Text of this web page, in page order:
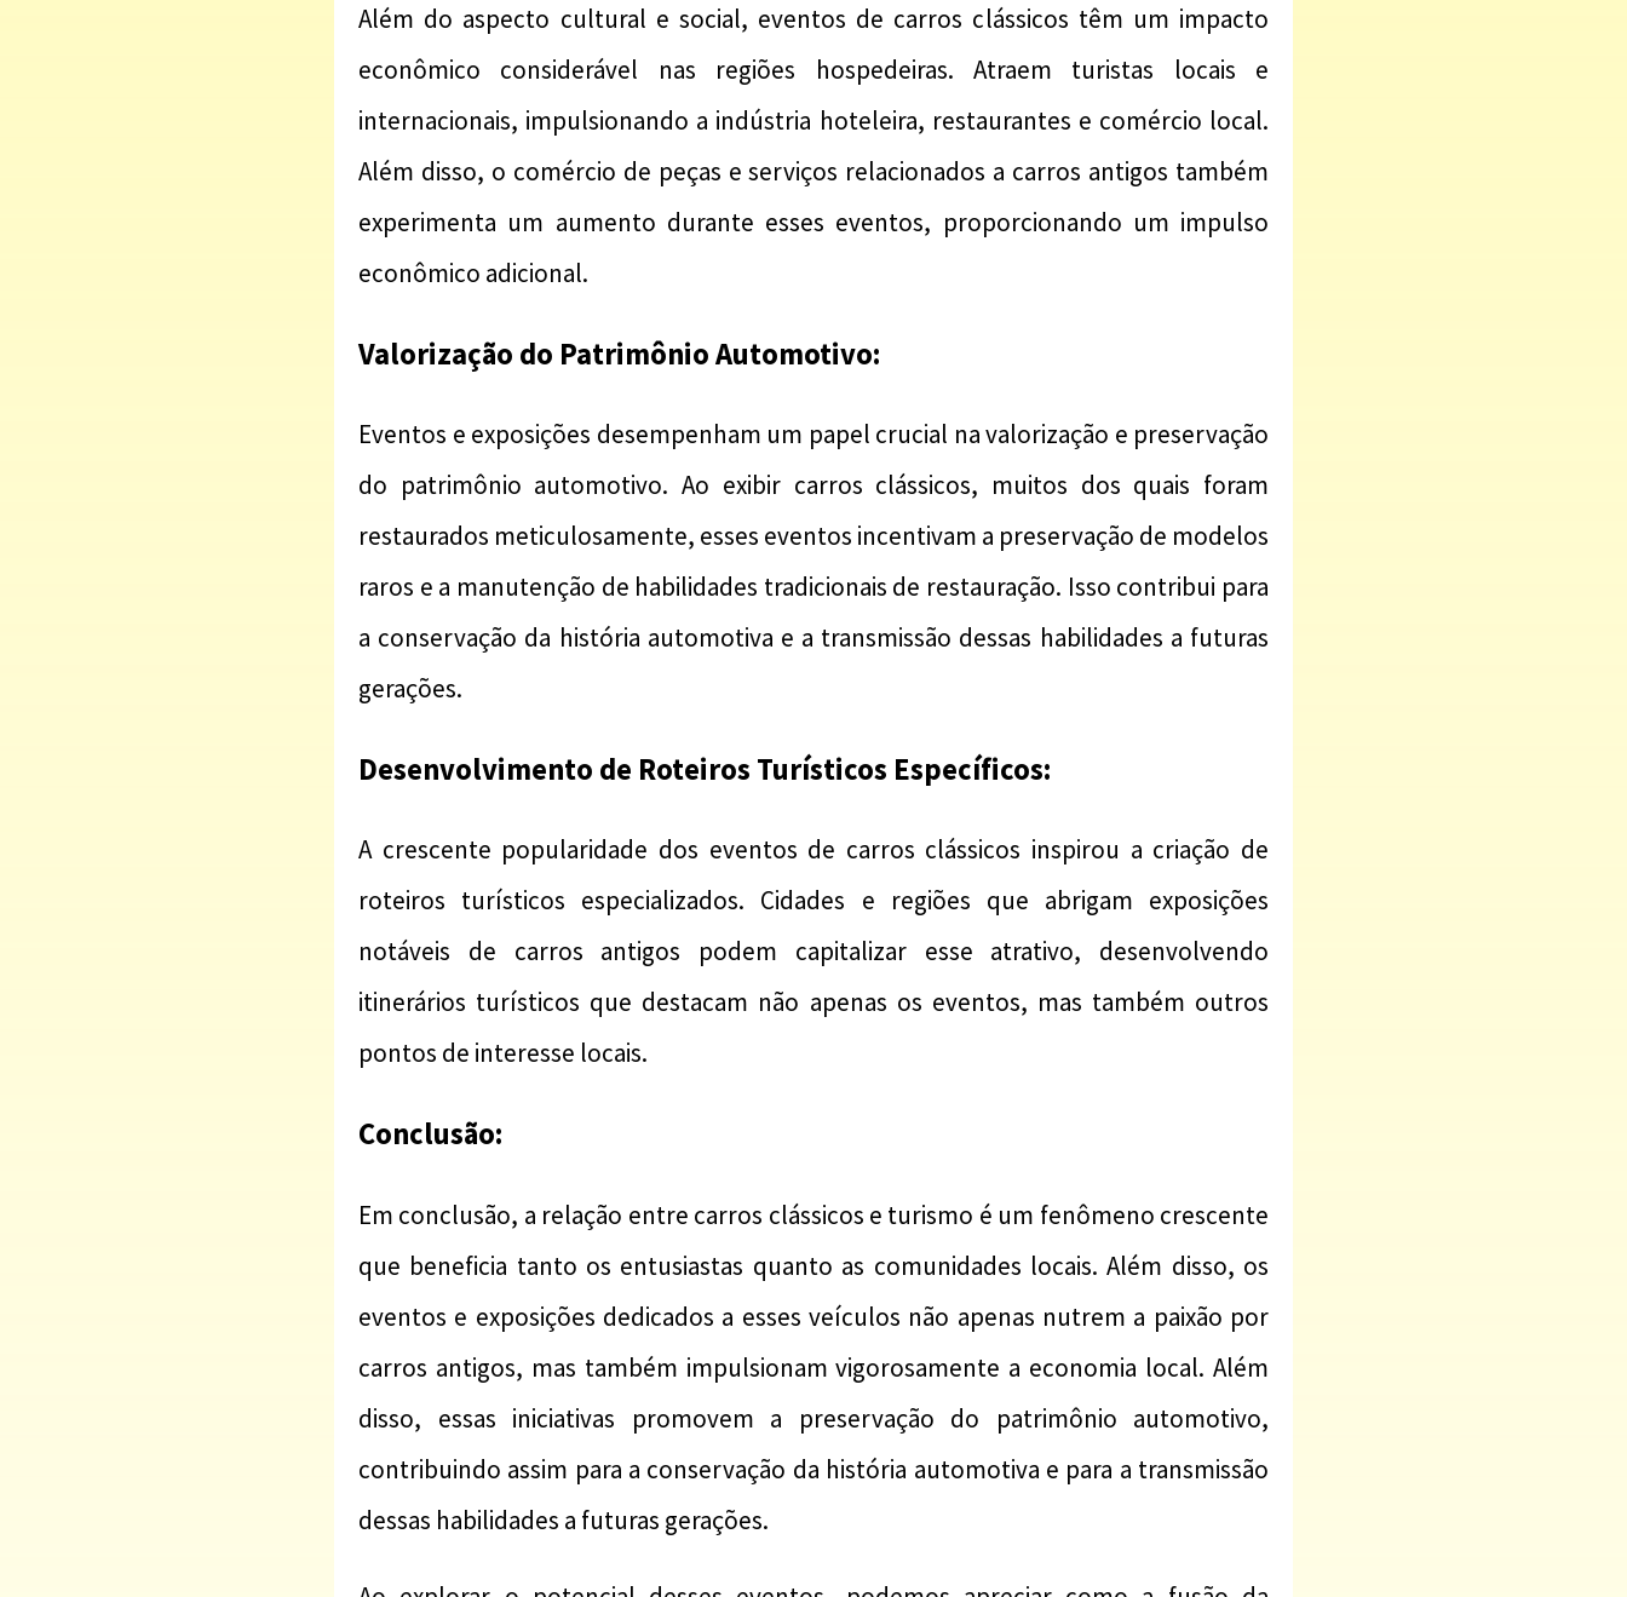
Além do aspecto cultural e social, eventos de carros clássicos têm um impacto
econômico considerável nas regiões hospedeiras. Atraem turistas locais e
internacionais, impulsionando a indústria hoteleira, restaurantes e comércio local.
Além disso, o comércio de peças e serviços relacionados a carros antigos também
experimenta um aumento durante esses eventos, proporcionando um impulso
econômico adicional.
Valorização do Patrimônio Automotivo:
Eventos e exposições desempenham um papel crucial na valorização e preservação
do patrimônio automotivo. Ao exibir carros clássicos, muitos dos quais foram
restaurados meticulosamente, esses eventos incentivam a preservação de modelos
raros e a manutenção de habilidades tradicionais de restauração. Isso contribui para
a conservação da história automotiva e a transmissão dessas habilidades a futuras
gerações.
Desenvolvimento de Roteiros Turísticos Específicos:
A crescente popularidade dos eventos de carros clássicos inspirou a criação de
roteiros turísticos especializados. Cidades e regiões que abrigam exposições
notáveis de carros antigos podem capitalizar esse atrativo, desenvolvendo
itinerários turísticos que destacam não apenas os eventos, mas também outros
pontos de interesse locais.
Conclusão:
Em conclusão, a relação entre carros clássicos e turismo é um fenômeno crescente
que beneficia tanto os entusiastas quanto as comunidades locais. Além disso, os
eventos e exposições dedicados a esses veículos não apenas nutrem a paixão por
carros antigos, mas também impulsionam vigorosamente a economia local. Além
disso, essas iniciativas promovem a preservação do patrimônio automotivo,
contribuindo assim para a conservação da história automotiva e para a transmissão
dessas habilidades a futuras gerações.